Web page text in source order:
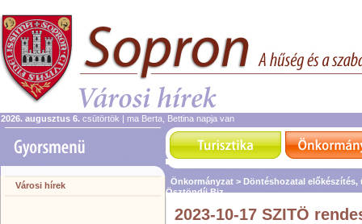
2026. augusztus 6. csütörtök | ma Berta, Bettina napja van
Városi hírek Önkormányzat > Döntéshozatal előkészítés,
Ösztöndíj Biz.
2023-10-17 SZITÖ